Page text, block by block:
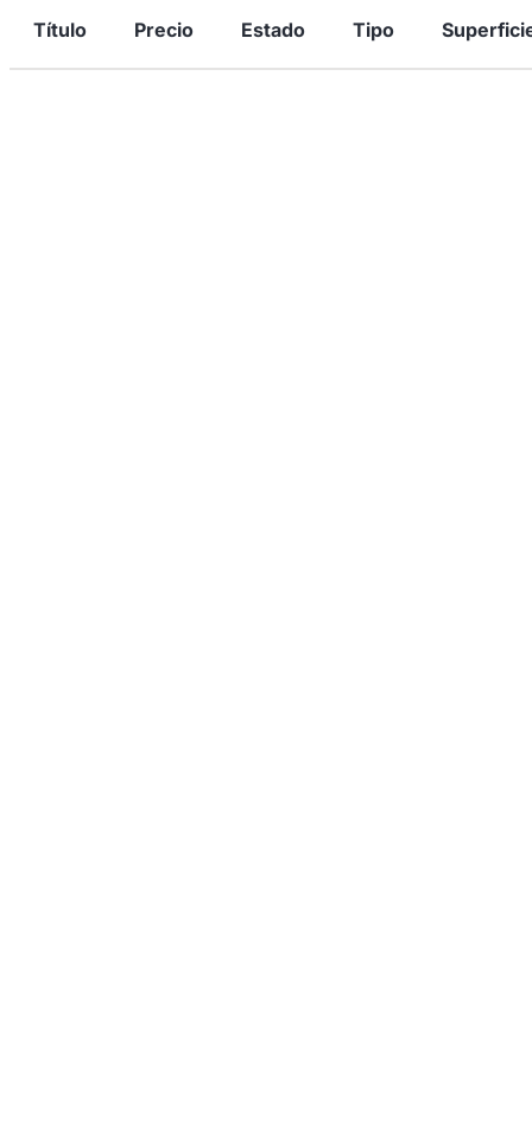
Título Precio Estado Tipo